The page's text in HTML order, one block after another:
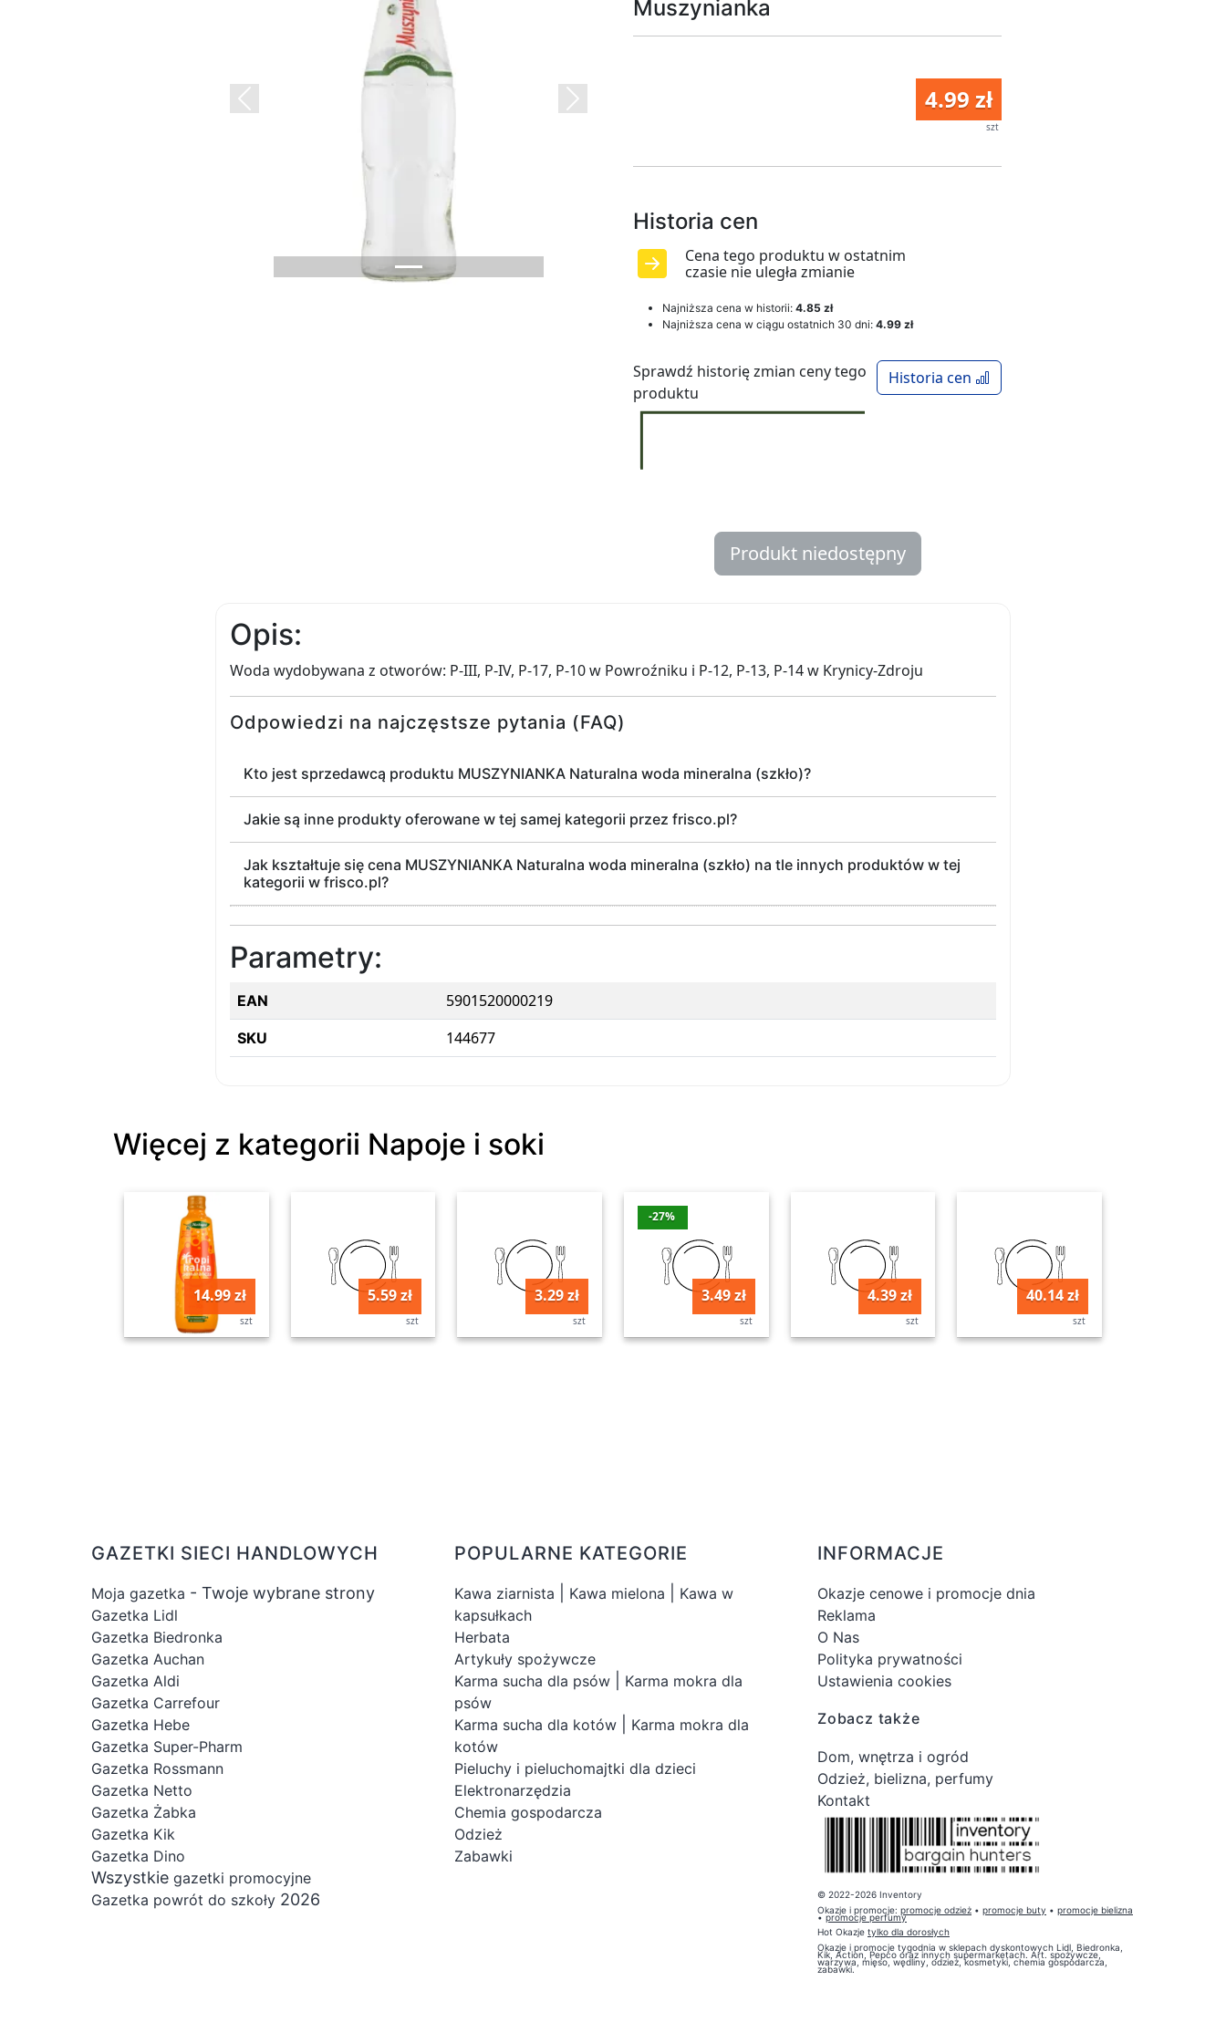
Previous Next
Muszynianka
4.99 zł
szt
Historia cen
Cena tego produktu w ostatnim
czasie nie uległa zmianie
Najniższa cena w historii: 4.85 zł
Najniższa cena w ciągu ostatnich 30 dni: 4.99 zł
Historia cen
Sprawdź historię zmian ceny tego
produktu
Produkt niedostępny
Opis:
Woda wydobywana z otworów: P-III, P-IV, P-17, P-10 w Powroźniku i P-12, P-13, P-14 w Krynicy-Zdroju
Odpowiedzi na najczęstsze pytania (FAQ)
Kto jest sprzedawcą produktu MUSZYNIANKA Naturalna woda mineralna (szkło)?
Jakie są inne produkty oferowane w tej samej kategorii przez frisco.pl?
Jak kształtuje się cena MUSZYNIANKA Naturalna woda mineralna (szkło) na tle innych produktów w tej
kategorii w frisco.pl?
Parametry:
EAN 5901520000219
SKU 144677
Więcej z kategorii Napoje i soki
14.99 zł
szt
5.59 zł
szt
3.29 zł
szt
-27%
3.49 zł
szt
4.39 zł
szt
40.14 zł
szt
GAZETKI SIECI HANDLOWYCH
Moja gazetka - Twoje wybrane strony
Gazetka Lidl
Gazetka Biedronka
Gazetka Auchan
Gazetka Aldi
Gazetka Carrefour
Gazetka Hebe
Gazetka Super-Pharm
Gazetka Rossmann
Gazetka Netto
Gazetka Żabka
Gazetka Kik
Gazetka Dino
Wszystkie gazetki promocyjne
Gazetka powrót do szkoły 2026
POPULARNE KATEGORIE
Kawa ziarnista Kawa mielona
Kawa w
kapsułkach
Herbata
Artykuły spożywcze
Karma sucha dla psów
Karma mokra dla
psów
Karma sucha dla kotów
Karma mokra dla
kotów
Pieluchy i pieluchomajtki dla dzieci
Elektronarzędzia
Chemia gospodarcza
Odzież
Zabawki
INFORMACJE
Okazje cenowe i promocje dnia
Reklama
O Nas
Polityka prywatności
Ustawienia cookies
Zobacz także
Dom, wnętrza i ogród
Odzież, bielizna, perfumy
Kontakt
© 2022-2026 Inventory
Okazje i promocje: promocje odzież • promocje buty • promocje bielizna
•promocje perfumy
Hot Okazje tylko dla dorosłych
Okazje i promocje tygodnia w sklepach dyskontowych Lidl, Biedronka,
Kik, Action, Pepco oraz innych supermarketach. Art. spożywcze,
warzywa, mięso, wędliny, odzież, kosmetyki, chemia gospodarcza,
zabawki.